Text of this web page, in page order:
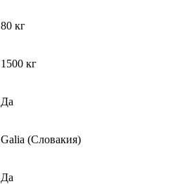
80 кг
1500 кг
Да
Galia (Словакия)
Да